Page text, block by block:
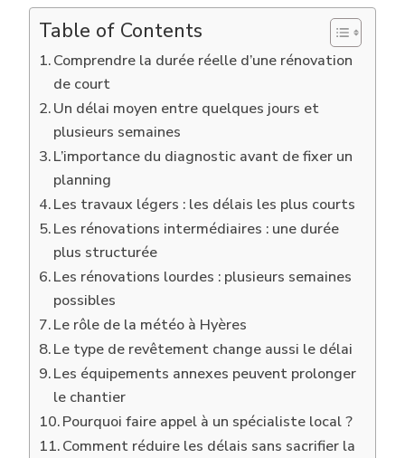
Table of Contents
Comprendre la durée réelle d’une rénovation
de court
Un délai moyen entre quelques jours et
plusieurs semaines
L’importance du diagnostic avant de fixer un
planning
Les travaux légers : les délais les plus courts
Les rénovations intermédiaires : une durée
plus structurée
Les rénovations lourdes : plusieurs semaines
possibles
Le rôle de la météo à Hyères
Le type de revêtement change aussi le délai
Les équipements annexes peuvent prolonger
le chantier
Pourquoi faire appel à un spécialiste local ?
Comment réduire les délais sans sacrifier la